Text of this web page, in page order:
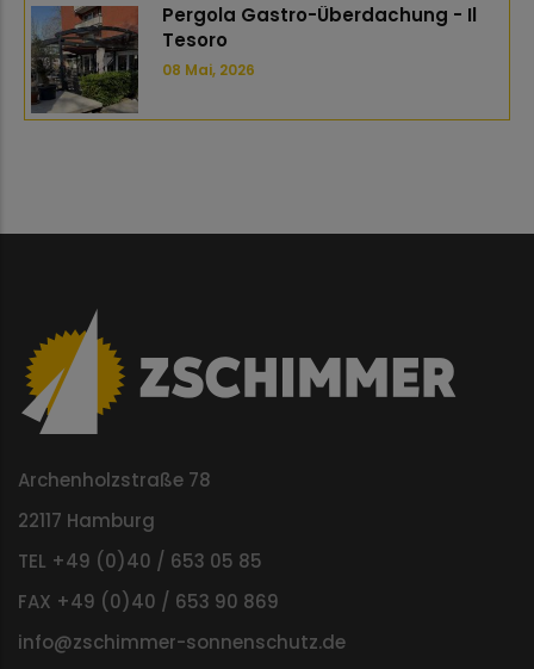
Pergola Gastro-Überdachung - Il
Tesoro
08 Mai, 2026
Archenholzstraße 78
22117 Hamburg
TEL +49 (0)40 / 653 05 85
FAX +49 (0)40 / 653 90 869
info@zschimmer-sonnenschutz.de